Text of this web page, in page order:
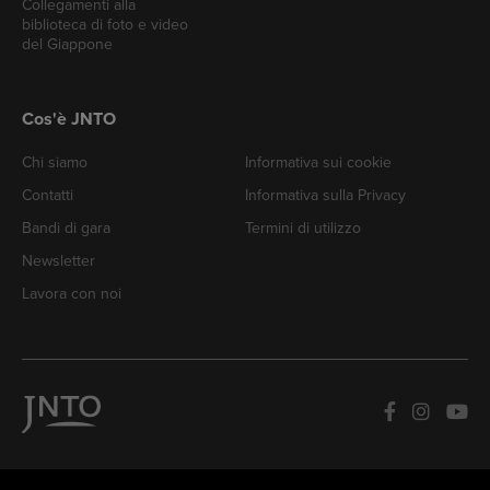
Collegamenti alla
biblioteca di foto e video
del Giappone
Cos'è JNTO
Chi siamo
Contatti
Bandi di gara
Newsletter
Lavora con noi
Informativa sui cookie
Informativa sulla Privacy
Termini di utilizzo